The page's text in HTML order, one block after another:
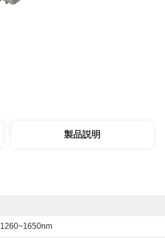
製品説明